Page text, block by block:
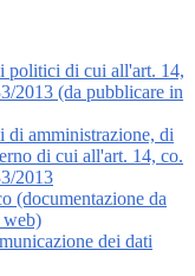
politici di cui all'art. 14,
2013 (da pubblicare in
amministrazione, di
di cui all'art. 14, co.
2013
(documentazione da
web)
dei dati